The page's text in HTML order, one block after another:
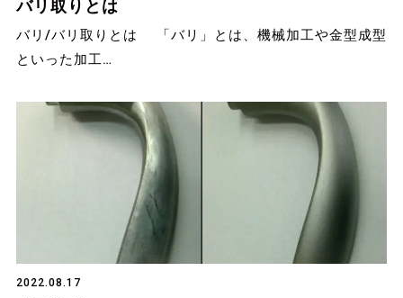
バリ取りとは
バリ/バリ取りとは 「バリ」とは、機械加工や金型成型
といった加工…
2022.08.17